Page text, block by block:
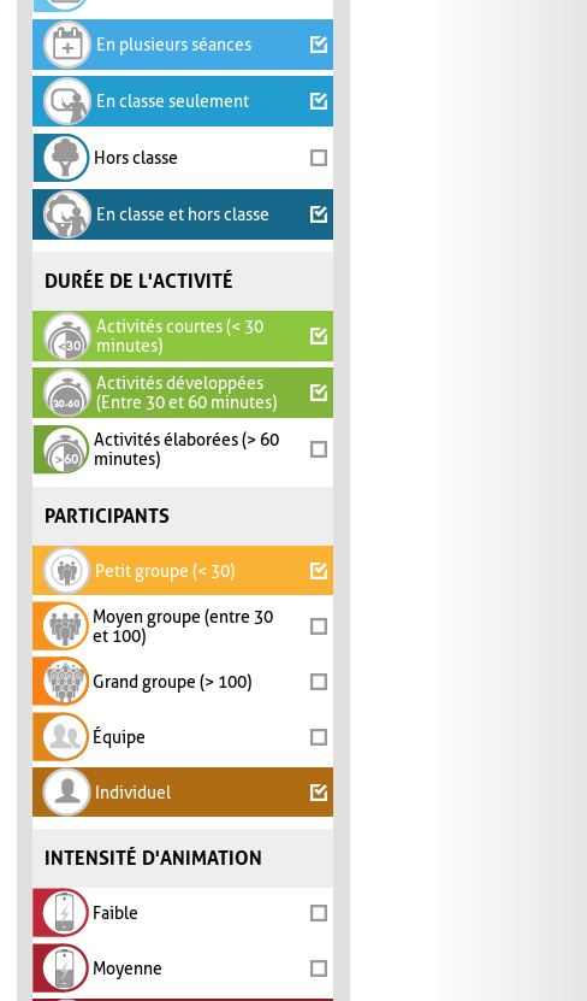
En plusieurs séances
En classe seulement
Hors classe
En classe et hors classe
DURÉE DE L'ACTIVITÉ
Activités courtes (< 30
minutes)
Activités développées
(Entre 30 et 60 minutes)
Activités élaborées (> 60
minutes)
PARTICIPANTS
Petit groupe (< 30)
Moyen groupe (entre 30
et 100)
Grand groupe (> 100)
Équipe
Individuel
INTENSITÉ D'ANIMATION
Faible
Moyenne